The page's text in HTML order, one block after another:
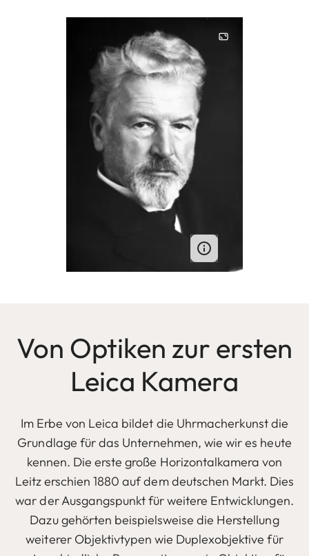
Von Optiken zur ersten
Leica Kamera
Im Erbe von Leica bildet die Uhrmacherkunst die
Grundlage für das Unternehmen, wie wir es heute
kennen. Die erste große Horizontalkamera von
Leitz erschien 1880 auf dem deutschen Markt. Dies
war der Ausgangspunkt für weitere Entwicklungen.
Dazu gehörten beispielsweise die Herstellung
weiterer Objektivtypen wie Duplexobjektive für